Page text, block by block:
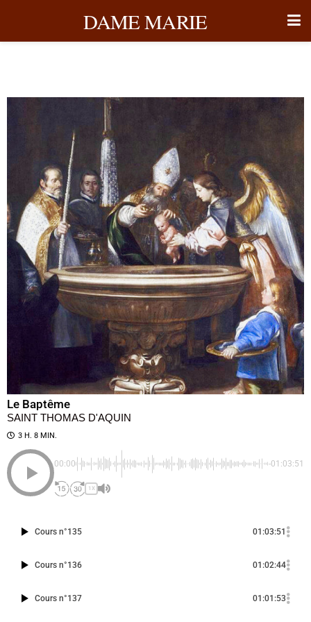
DAME MARIE
Le Baptême
SAINT THOMAS D'AQUIN
3 H. 8 MIN.
00:00 -01:03:51
1X
Cours n°135 01:03:51
Cours n°136 01:02:44
Cours n°137 01:01:53